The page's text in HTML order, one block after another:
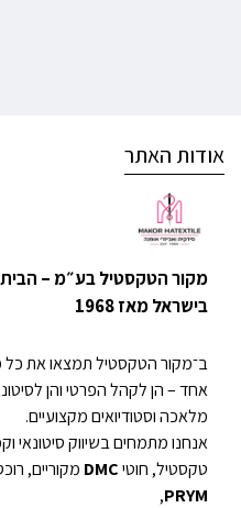
אודות האתר
מקור הטקסטיל בע״מ –
בישראל מאז 1968
ב־מקור הטקסטיל תמצאו את כל
אחד – הן לקהל הפרטי והן
מלאכה וסטודיואים מקצועיים.
אנחנו מתמחים בשיווק סיטונאי
טקסטיל, חוטיDMC מקוריים,
PRYM
,